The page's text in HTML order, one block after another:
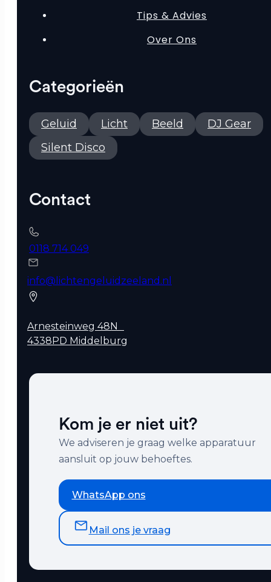
Tips & Advies
Over Ons
Categorieën
Geluid Licht Beeld
DJ Gear
Silent Disco
Contact
0118 714 049
info@lichtengeluidzeeland.nl
Arnesteinweg 48N
4338PD Middelburg
Kom je er niet uit?
We adviseren je graag welke apparatuur
aansluit op jouw behoeftes.
WhatsApp ons
Mail ons je vraag